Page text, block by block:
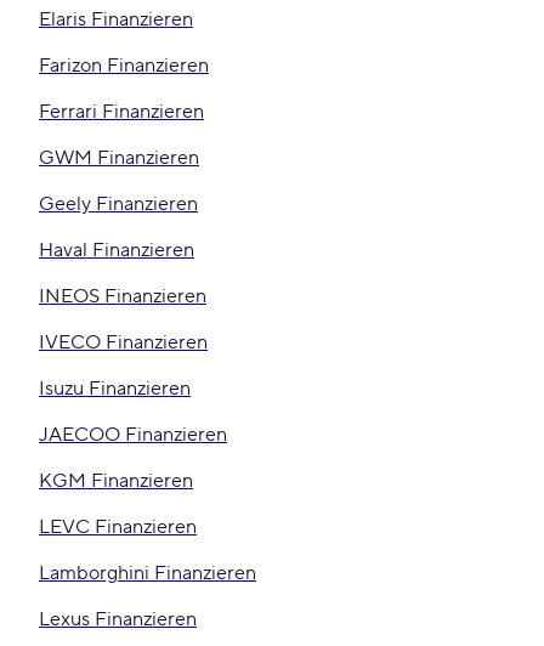
Elaris Finanzieren
Farizon Finanzieren
Ferrari Finanzieren
GWM Finanzieren
Geely Finanzieren
Haval Finanzieren
INEOS Finanzieren
IVECO Finanzieren
Isuzu Finanzieren
JAECOO Finanzieren
KGM Finanzieren
LEVC Finanzieren
Lamborghini Finanzieren
Lexus Finanzieren